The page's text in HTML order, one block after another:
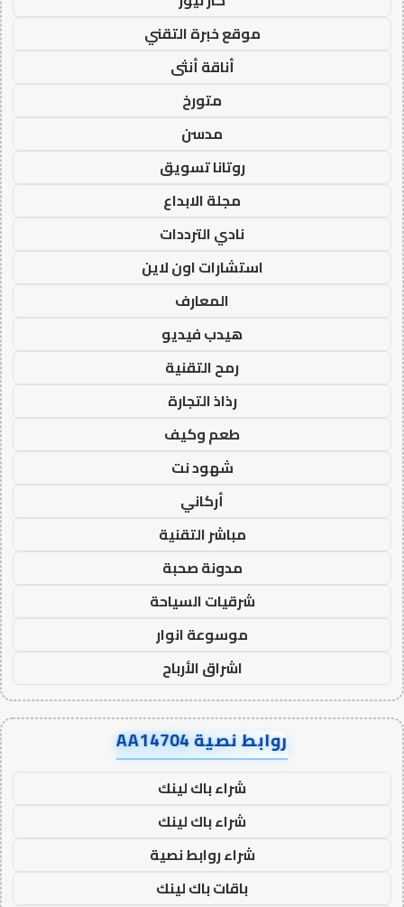
موقع خبرة التقني
أناقة أنثى
متورخ
مدسن
روتانا تسويق
مجلة الابداع
نادي الترددات
استشارات اون لاين
المعارف
هيدب فيديو
رمح التقنية
رذاذ التجارة
طعم وكيف
شهود نت
أركاني
مباشر التقنية
مدونة صحبة
شرقيات السياحة
موسوعة انوار
اشراق الأرباح
روابط نصية AA14704
شراء باك لينك
شراء باك لينك
شراء روابط نصية
باقات باك لينك